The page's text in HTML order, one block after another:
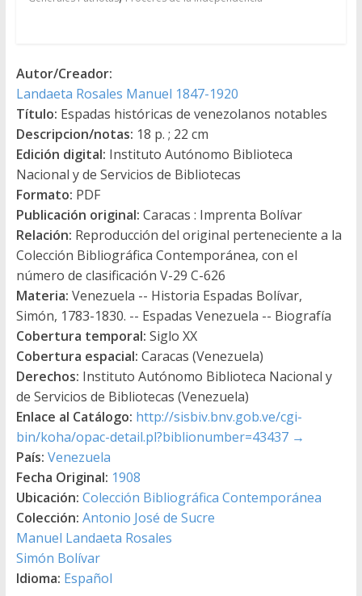
Autor/Creador:
Landaeta Rosales Manuel 1847-1920
Título: Espadas históricas de venezolanos notables
Descripcion/notas: 18 p. ; 22 cm
Edición digital: Instituto Autónomo Biblioteca
Nacional y de Servicios de Bibliotecas
Formato: PDF
Publicación original: Caracas : Imprenta Bolívar
Relación: Reproducción del original perteneciente a la
Colección Bibliográfica Contemporánea, con el
número de clasificación V-29 C-626
Materia: Venezuela -- Historia Espadas Bolívar,
Simón, 1783-1830. -- Espadas Venezuela -- Biografía
Cobertura temporal: Siglo XX
Cobertura espacial: Caracas (Venezuela)
Derechos: Instituto Autónomo Biblioteca Nacional y
de Servicios de Bibliotecas (Venezuela)
Enlace al Catálogo: http://sisbiv.bnv.gob.ve/cgi-
bin/koha/opac-detail.pl?biblionumber=43437 →
País: Venezuela
Fecha Original: 1908
Ubicación: Colección Bibliográfica Contemporánea
Colección: Antonio José de Sucre
Manuel Landaeta Rosales
Simón Bolívar
Idioma: Español